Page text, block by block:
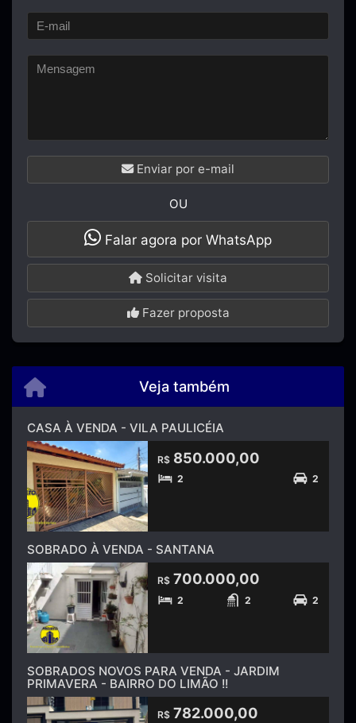
Enviar por e-mail
OU
Falar agora por WhatsApp
Solicitar visita
Fazer proposta
Veja também
CASA À VENDA - VILA PAULICÉIA
R$ 850.000,00
2 2
SOBRADO À VENDA - SANTANA
R$ 700.000,00
2 2 2
SOBRADOS NOVOS PARA VENDA - JARDIM
PRIMAVERA - BAIRRO DO LIMÃO !!
R$ 782.000,00